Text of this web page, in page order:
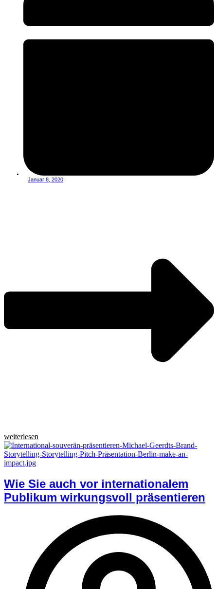
Januar 8, 2020
weiterlesen
Wie Sie auch vor internationalem
Publikum wirkungsvoll präsentieren